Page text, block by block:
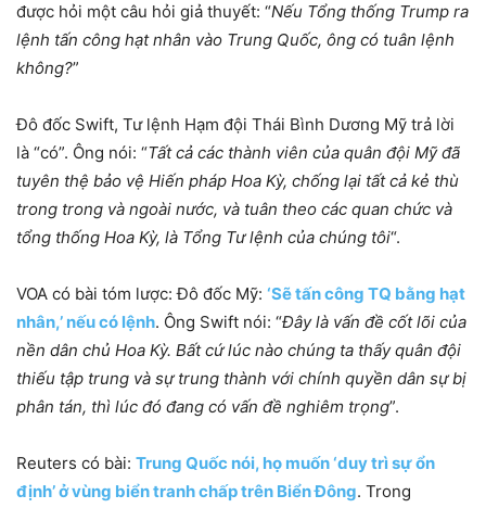
được hỏi một câu hỏi giả thuyết: “Nếu Tổng thống Trump ra
lệnh tấn công hạt nhân vào Trung Quốc, ông có tuân lệnh
không?”
Đô đốc Swift, Tư lệnh Hạm đội Thái Bình Dương Mỹ trả lời
là “có”. Ông nói: “Tất cả các thành viên của quân đội Mỹ đã
tuyên thệ bảo vệ Hiến pháp Hoa Kỳ, chống lại tất cả kẻ thù
trong trong và ngoài nước, và tuân theo các quan chức và
tổng thống Hoa Kỳ, là Tổng Tư lệnh của chúng tôi“.
VOA có bài tóm lược: Đô đốc Mỹ: ‘Sẽ tấn công TQ bằng hạt
nhân,’ nếu có lệnh. Ông Swift nói: “Đây là vấn đề cốt lõi của
nền dân chủ Hoa Kỳ. Bất cứ lúc nào chúng ta thấy quân đội
thiếu tập trung và sự trung thành với chính quyền dân sự bị
phân tán, thì lúc đó đang có vấn đề nghiêm trọng”.
Reuters có bài: Trung Quốc nói, họ muốn ‘duy trì sự ổn
định’ ở vùng biển tranh chấp trên Biển Đông. Trong